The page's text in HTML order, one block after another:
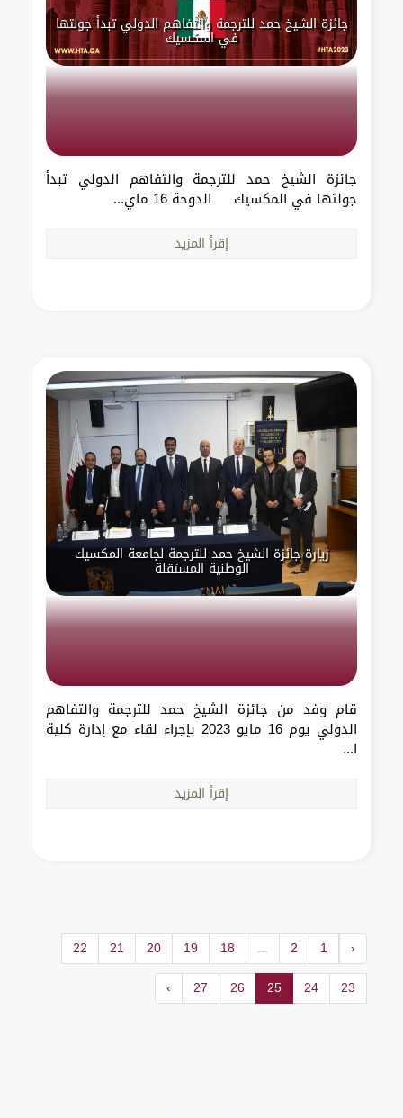
جائزة الشيخ حمد للترجمة والتفاهم الدولي تبدأ جولتها
في المكسيك
جائزة الشيخ حمد للترجمة والتفاهم الدولي تبدأ
جولتها في المكسيك الدوحة 16 ماي...
إقرأ المزيد
زيارة جائزة الشيخ حمد للترجمة لجامعة المكسيك
الوطنية المستقلة
قام وفد من جائزة الشيخ حمد للترجمة والتفاهم
الدولي يوم 16 مايو 2023 بإجراء لقاء مع إدارة كلية
ا...
إقرأ المزيد
‹
1
2
...
18
19
20
21
22
23
24
25
26
27
›